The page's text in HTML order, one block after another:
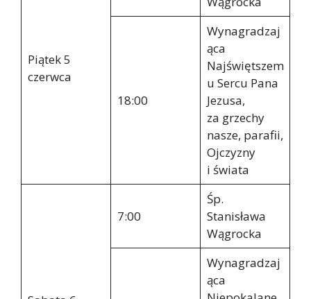
Piątek 5
czerwca
18:00
Wynagradzaj
ąca
Najświętszem
u Sercu Pana
Jezusa,
za grzechy
nasze, parafii,
Ojczyzny
i świata
7:00
Śp.
Stanisława
Wągrocka
Wynagradzaj
ąca